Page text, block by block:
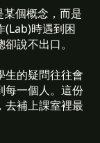
個概念，而是
(Lab)時遇到困
說不出口。
生的疑問往往會
每一個人。這份
去補上課室裡最